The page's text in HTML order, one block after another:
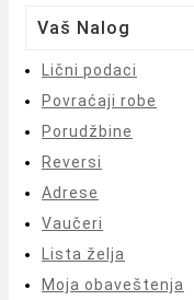
Vaš Nalog
Lični podaci
Povraćaji robe
Porudžbine
Reversi
Adrese
Vaučeri
Lista želja
Moja obaveštenja